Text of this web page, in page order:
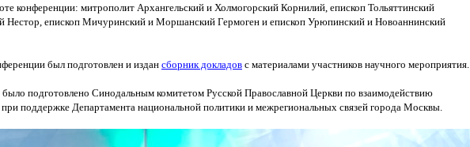
конференции: митрополит Архангельский и Холмогорский Корнилий, епископ Тольяттинский
Нестор, епископ Мичуринский и Моршанский Гермоген и епископ Урюпинский и Новоаннинский
был подготовлен и издан сборник докладов с материалами участников научного мероприятия.
подготовлено Синодальным комитетом Русской Православной Церкви по взаимодействию
при поддержке Департамента национальной политики и межрегиональных связей города Москвы.